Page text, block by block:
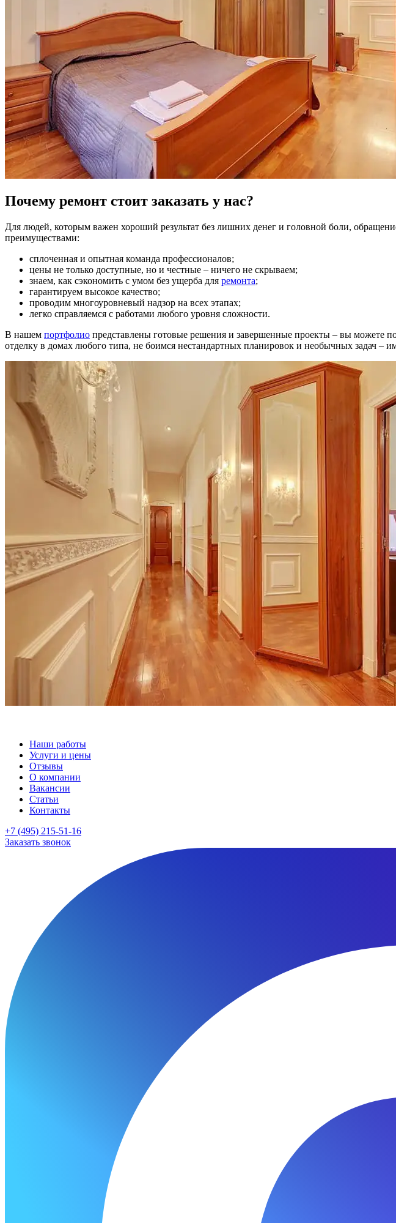
Почему ремонт стоит заказать у нас?
Для людей, которым важен хороший результат без лишних денег и головной боли,
преимуществами:
сплоченная и опытная команда профессионалов;
цены не только доступные, но и честные – ничего не скрываем;
знаем, как сэкономить с умом без ущерба для ремонта;
гарантируем высокое качество;
проводим многоуровневый надзор на всех этапах;
легко справляемся с работами любого уровня сложности.
В нашем портфолио представлены готовые решения и завершенные проекты – вы можете
отделку в домах любого типа, не боимся нестандартных планировок и необычных задач –
Наши работы
Услуги и цены
Отзывы
О компании
Вакансии
Статьи
Контакты
+7 (495) 215-51-16
Заказать звонок